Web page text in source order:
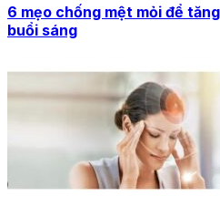
6 mẹo chống mệt mỏi để
buổi sáng